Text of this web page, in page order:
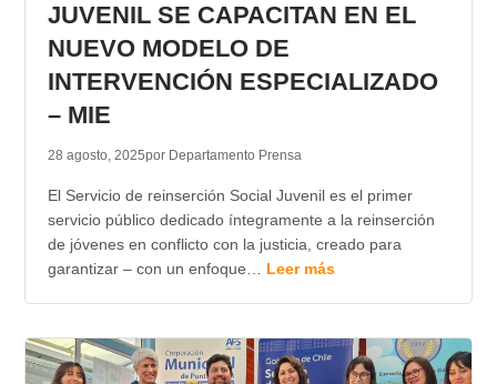
JUVENIL SE CAPACITAN EN EL
NUEVO MODELO DE
INTERVENCIÓN ESPECIALIZADO
– MIE
28 agosto, 2025por Departamento Prensa
El Servicio de reinserción Social Juvenil es el primer
servicio público dedicado íntegramente a la reinserción
de jóvenes en conflicto con la justicia, creado para
garantizar – con un enfoque… Leer más